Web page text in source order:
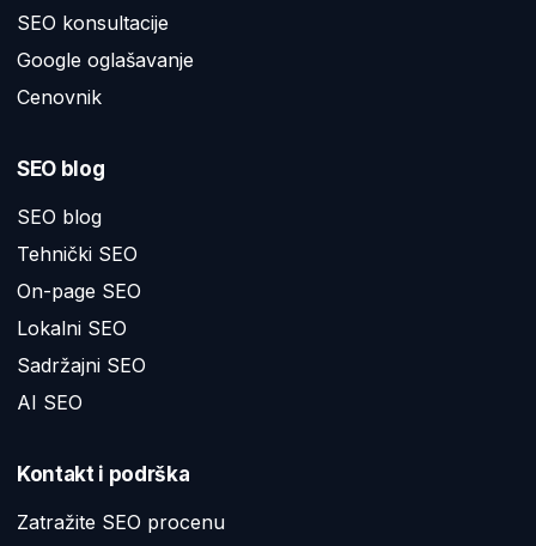
SEO konsultacije
Google oglašavanje
Cenovnik
SEO blog
SEO blog
Tehnički SEO
On-page SEO
Lokalni SEO
Sadržajni SEO
AI SEO
Kontakt i podrška
Zatražite SEO procenu